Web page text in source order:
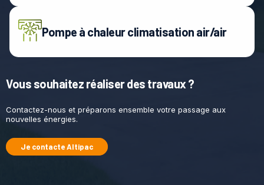
Pompe à chaleur climatisation air/air
Vous souhaitez réaliser des travaux ?
Contactez-nous et préparons ensemble votre passage aux
nouvelles énergies.
Je contacte Altipac